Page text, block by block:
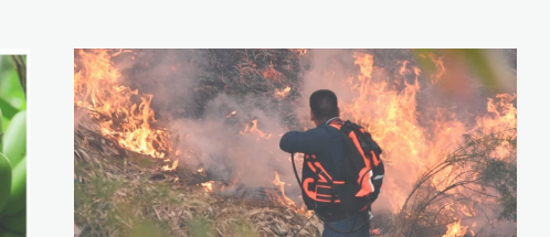
incendios-
forestales—cusco